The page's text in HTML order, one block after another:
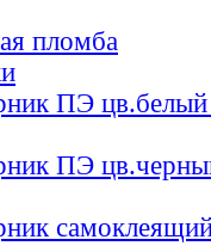
пломба
ПЭ цв.белый
ПЭ